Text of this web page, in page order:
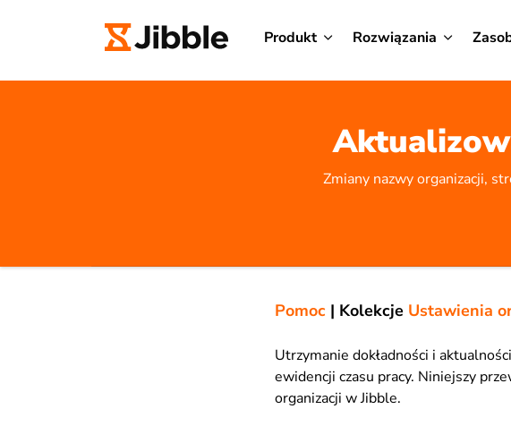
Produkt Rozwiązania
Zmiany nazwy organizacji,
Pomoc | Kolekcje Ustawienia
Utrzymanie dokładności i
ewidencji czasu pracy. Niniejszy
organizacji w Jibble.